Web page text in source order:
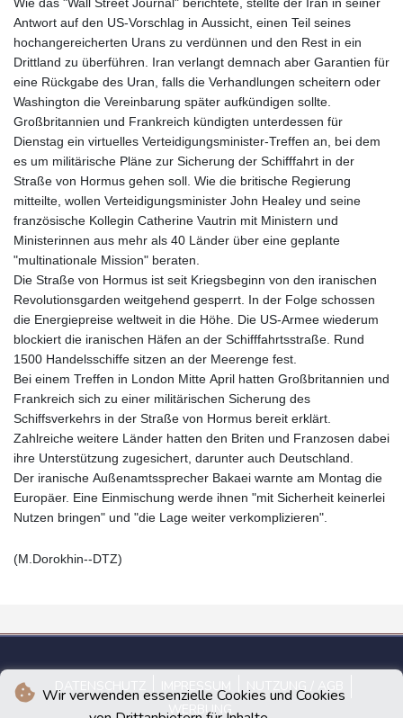
Wir verwenden essenzielle Cookies und Cookies
Antwort auf den US-Vorschlag in Aussicht, einen Teil seines
hochangereicherten Urans zu verdünnen und den Rest in ein
Drittland zu überführen. Iran verlangt demnach aber Garantien für
eine Rückgabe des Uran, falls die Verhandlungen scheitern oder
Washington die Vereinbarung später aufkündigen sollte.
Großbritannien und Frankreich kündigten unterdessen für
Dienstag ein virtuelles Verteidigungsminister-Treffen an, bei dem
es um militärische Pläne zur Sicherung der Schifffahrt in der
Straße von Hormus gehen soll. Wie die britische Regierung
mitteilte, wollen Verteidigungsminister John Healey und seine
französische Kollegin Catherine Vautrin mit Ministern und
Ministerinnen aus mehr als 40 Länder über eine geplante
"multinationale Mission" beraten.
Die Straße von Hormus ist seit Kriegsbeginn von den iranischen
Revolutionsgarden weitgehend gesperrt. In der Folge schossen
die Energiepreise weltweit in die Höhe. Die US-Armee wiederum
blockiert die iranischen Häfen an der Schifffahrtsstraße. Rund
1500 Handelsschiffe sitzen an der Meerenge fest.
Bei einem Treffen in London Mitte April hatten Großbritannien und
Frankreich sich zu einer militärischen Sicherung des
Schiffsverkehrs in der Straße von Hormus bereit erklärt.
Zahlreiche weitere Länder hatten den Briten und Franzosen dabei
ihre Unterstützung zugesichert, darunter auch Deutschland.
Der iranische Außenamtssprecher Bakaei warnte am Montag die
Europäer. Eine Einmischung werde ihnen "mit Sicherheit keinerlei
Nutzen bringen" und "die Lage weiter verkomplizieren".
(M.Dorokhin--DTZ)
DATENSCHUTZ IMPRESSUM
NUTZUNG / AGB
WERBUNG